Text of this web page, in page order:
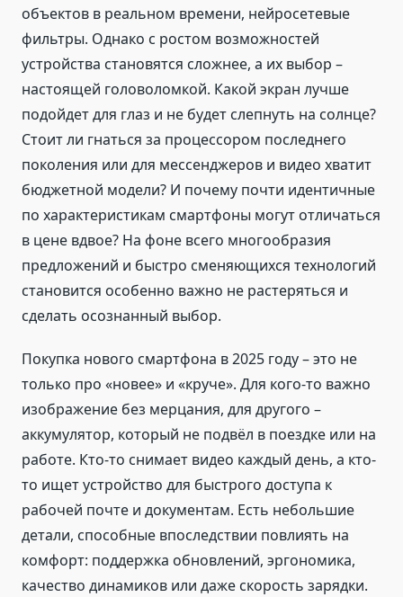
объектов в реальном времени, нейросетевые
фильтры. Однако с ростом возможностей
устройства становятся сложнее, а их выбор –
настоящей головоломкой. Какой экран лучше
подойдет для глаз и не будет слепнуть на солнце?
Стоит ли гнаться за процессором последнего
поколения или для мессенджеров и видео хватит
бюджетной модели? И почему почти идентичные
по характеристикам смартфоны могут отличаться
в цене вдвое? На фоне всего многообразия
предложений и быстро сменяющихся технологий
становится особенно важно не растеряться и
сделать осознанный выбор.
Покупка нового смартфона в 2025 году – это не
только про «новее» и «круче». Для кого-то важно
изображение без мерцания, для другого –
аккумулятор, который не подвёл в поездке или на
работе. Кто-то снимает видео каждый день, а кто-
то ищет устройство для быстрого доступа к
рабочей почте и документам. Есть небольшие
детали, способные впоследствии повлиять на
комфорт: поддержка обновлений, эргономика,
качество динамиков или даже скорость зарядки.